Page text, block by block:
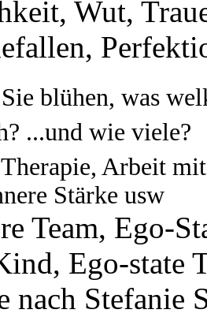
Wut,
blühen, was
...und wie viele?
Arbeit
Stärke usw
Team, Ego-
Ego-state
nach Stefanie